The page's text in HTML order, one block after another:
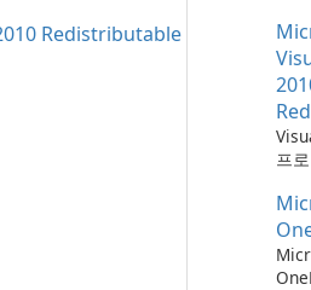
프
소